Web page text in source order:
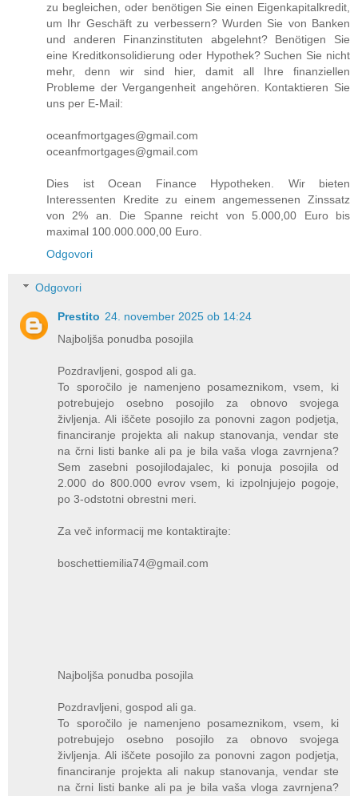
zu begleichen, oder benötigen Sie einen Eigenkapitalkredit,
um Ihr Geschäft zu verbessern? Wurden Sie von Banken
und anderen Finanzinstituten abgelehnt? Benötigen Sie
eine Kreditkonsolidierung oder Hypothek? Suchen Sie nicht
mehr, denn wir sind hier, damit all Ihre finanziellen
Probleme der Vergangenheit angehören. Kontaktieren Sie
uns per E-Mail:
oceanfmortgages@gmail.com
oceanfmortgages@gmail.com
Dies ist Ocean Finance Hypotheken. Wir bieten
Interessenten Kredite zu einem angemessenen Zinssatz
von 2% an. Die Spanne reicht von 5.000,00 Euro bis
maximal 100.000.000,00 Euro.
Odgovori
Odgovori
Prestito 24. november 2025 ob 14:24
Najboljša ponudba posojila
Pozdravljeni, gospod ali ga.
To sporočilo je namenjeno posameznikom, vsem, ki
potrebujejo osebno posojilo za obnovo svojega
življenja. Ali iščete posojilo za ponovni zagon podjetja,
financiranje projekta ali nakup stanovanja, vendar ste
na črni listi banke ali pa je bila vaša vloga zavrnjena?
Sem zasebni posojilodajalec, ki ponuja posojila od
2.000 do 800.000 evrov vsem, ki izpolnjujejo pogoje,
po 3-odstotni obrestni meri.
Za več informacij me kontaktirajte:
boschettiemilia74@gmail.com
Najboljša ponudba posojila
Pozdravljeni, gospod ali ga.
To sporočilo je namenjeno posameznikom, vsem, ki
potrebujejo osebno posojilo za obnovo svojega
življenja. Ali iščete posojilo za ponovni zagon podjetja,
financiranje projekta ali nakup stanovanja, vendar ste
na črni listi banke ali pa je bila vaša vloga zavrnjena?